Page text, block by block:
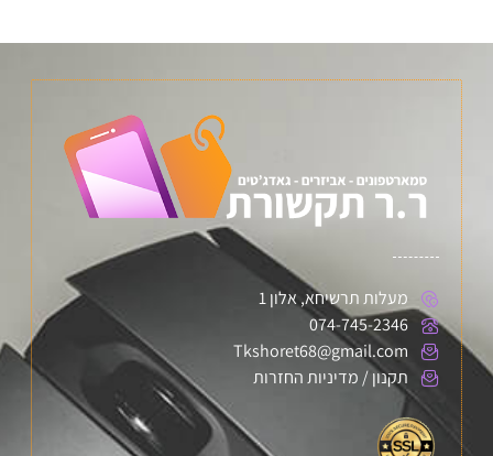
מעלות תרשיחא, אלון 1
074-745-2346
Tkshoret68@gmail.com
תקנון / מדיניות החזרות